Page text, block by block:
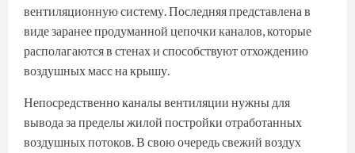
вентиляционную систему. Последняя представлена в
виде заранее продуманной цепочки каналов, которые
располагаются в стенах и способствуют отхождению
воздушных масс на крышу.
Непосредственно каналы вентиляции нужны для
вывода за пределы жилой постройки отработанных
воздушных потоков. В свою очередь свежий воздух